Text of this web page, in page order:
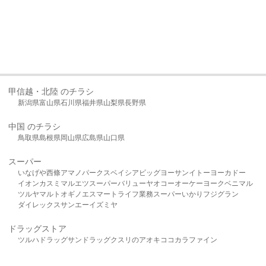
甲信越・北陸 のチラシ
新潟県富山県石川県福井県山梨県長野県
中国 のチラシ
鳥取県島根県岡山県広島県山口県
スーパー
いなげや西條アマノパークスベイシア ビッグヨーサンイトーヨーカドー
イオンカスミ マルエツスーパーバリューヤオコーオーケー ヨークベニマル
ツルヤマルト オギノ エスマート ライフ業務スーパーいかり フジグラン
ダイレックスサンエーイズミヤ
ドラッグストア
ツルハドラッグサンドラッグクスリのアオキ ココカラファイン